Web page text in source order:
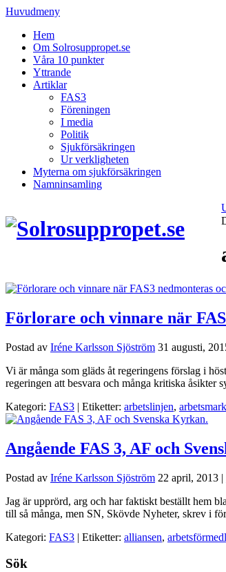
Huvudmeny
Hem
Om Solrosuppropet.se
Våra 10 punkter
Yttrande
Artiklar
FAS3
Föreningen
I media
Politik
Sjukförsäkringen
Ur verkligheten
Myterna om sjukförsäkringen
Namninsamling
Förlorare och vinnare när
Postad av Iréne Karlsson Sjöström 31 augusti,
Vi är många som gläds åt regeringens förslag i
regeringen att besvara och många kritiska åsikter
Kategori: FAS3 | Etiketter: arbetslinjen,
Angående FAS 3, AF och
Postad av Iréne Karlsson Sjöström 22 april, 2013 |
Jag är upprörd, arg och har faktiskt beställt hem
till så många, men SN, Skövde Nyheter, skrev i
Kategori: FAS3 | Etiketter: alliansen,
Sök